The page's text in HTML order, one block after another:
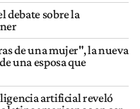
debate sobre la
de una mujer", la nueva
una esposa que
artificial reveló